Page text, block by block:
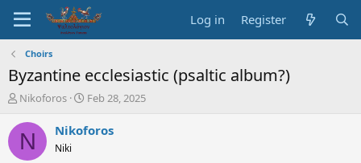
Log in Register
Choirs
Byzantine ecclesiastic (psaltic album?)
T
r
e
a
Nikoforos
S
a
Feb 28, 2025
N Nikoforos
Niki